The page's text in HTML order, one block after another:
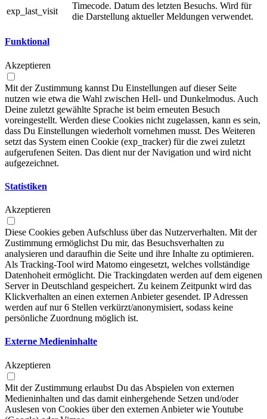
exp_last_visit
Timecode. Datum des letzten Besuchs. Wird für
die Darstellung aktueller Meldungen verwendet.
Funktional
Akzeptieren
Mit der Zustimmung kannst Du Einstellungen auf dieser Seite
nutzen wie etwa die Wahl zwischen Hell- und Dunkelmodus. Auch
Deine zuletzt gewählte Sprache ist beim erneuten Besuch
voreingestellt. Werden diese Cookies nicht zugelassen, kann es sein,
dass Du Einstellungen wiederholt vornehmen musst. Des Weiteren
setzt das System einen Cookie (exp_tracker) für die zwei zuletzt
aufgerufenen Seiten. Das dient nur der Navigation und wird nicht
aufgezeichnet.
Statistiken
Akzeptieren
Diese Cookies geben Aufschluss über das Nutzerverhalten. Mit der
Zustimmung ermöglichst Du mir, das Besuchsverhalten zu
analysieren und daraufhin die Seite und ihre Inhalte zu optimieren.
Als Tracking-Tool wird Matomo eingesetzt, welches vollständige
Datenhoheit ermöglicht. Die Trackingdaten werden auf dem eigenen
Server in Deutschland gespeichert. Zu keinem Zeitpunkt wird das
Klickverhalten an einen externen Anbieter gesendet. IP Adressen
werden auf nur 6 Stellen verkürzt/anonymisiert, sodass keine
persönliche Zuordnung möglich ist.
Externe Medieninhalte
Akzeptieren
Mit der Zustimmung erlaubst Du das Abspielen von externen
Medieninhalten und das damit einhergehende Setzen und/oder
Auslesen von Cookies über den externen Anbieter wie Youtube